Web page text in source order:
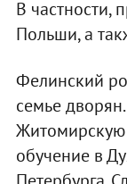
В частности,
Польши, а
Фелинский
семье
обучение в